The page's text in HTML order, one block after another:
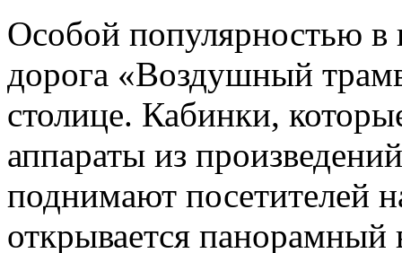
Особой популярностью в
дорога «Воздушный
столице. Кабинки,
аппараты из
поднимают посетителей
открывается панорамный